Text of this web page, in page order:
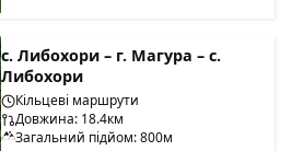
с. Либохори – г. Магура – с.
Либохори
Кільцеві маршрути
Довжина: 18.4км
Загальний підйом: 800м